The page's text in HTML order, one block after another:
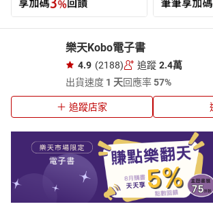
樂天Kobo電子書
4.9 (2188) 追蹤 2.4萬
出貨速度 1 天回應率57%
追蹤店家